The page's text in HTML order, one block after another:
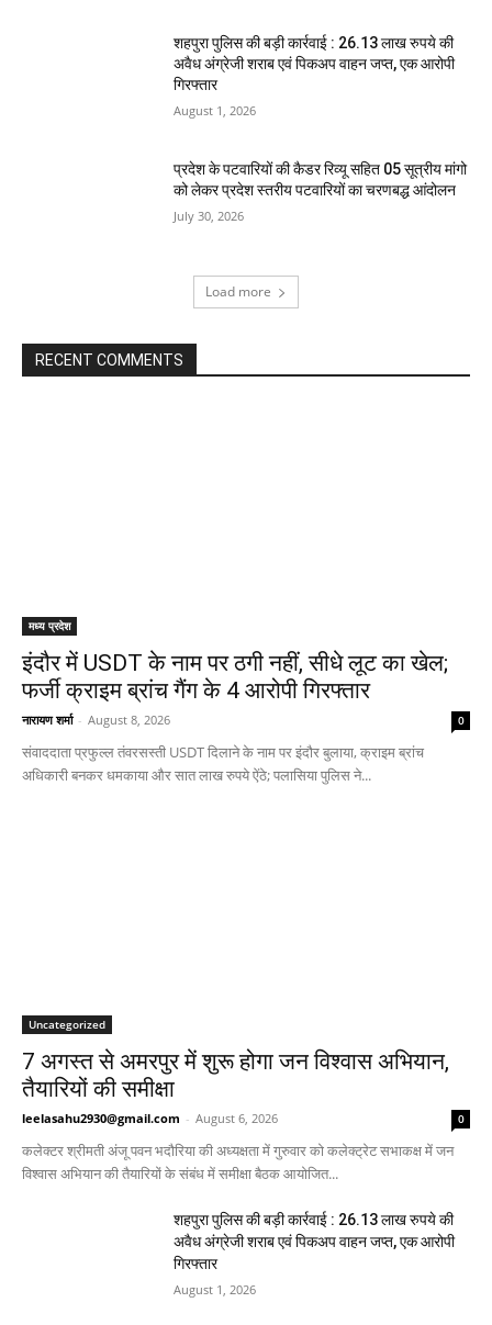
शहपुरा पुलिस की बड़ी कार्रवाई : 26.13 लाख रुपये की
अवैध अंग्रेजी शराब एवं पिकअप वाहन जप्त, एक आरोपी
गिरफ्तार
August 1, 2026
प्रदेश के पटवारियों की कैडर रिव्यू सहित 05 सूत्रीय मांगो
को लेकर प्रदेश स्तरीय पटवारियों का चरणबद्ध आंदोलन
July 30, 2026
Load more
RECENT COMMENTS
मध्य प्रदेश
इंदौर में USDT के नाम पर ठगी नहीं, सीधे लूट का खेल;
फर्जी क्राइम ब्रांच गैंग के 4 आरोपी गिरफ्तार
नारायण शर्मा - August 8, 2026 0
संवाददाता प्रफुल्ल तंवरसस्ती USDT दिलाने के नाम पर इंदौर बुलाया, क्राइम ब्रांच
अधिकारी बनकर धमकाया और सात लाख रुपये ऐंठे; पलासिया पुलिस ने...
Uncategorized
7 अगस्त से अमरपुर में शुरू होगा जन विश्वास अभियान,
तैयारियों की समीक्षा
leelasahu2930@gmail.com - August 6, 2026 0
कलेक्टर श्रीमती अंजू पवन भदौरिया की अध्यक्षता में गुरुवार को कलेक्ट्रेट सभाकक्ष में जन
विश्वास अभियान की तैयारियों के संबंध में समीक्षा बैठक आयोजित...
शहपुरा पुलिस की बड़ी कार्रवाई : 26.13 लाख रुपये की
अवैध अंग्रेजी शराब एवं पिकअप वाहन जप्त, एक आरोपी
गिरफ्तार
August 1, 2026